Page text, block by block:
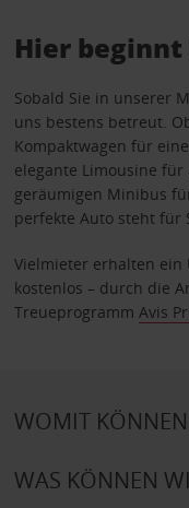
Hier beginnt
Sobald Sie in unserer
uns bestens betreut.
Kompaktwagen für
elegante Limousine für
geräumigen Minibus
perfekte Auto steht für
Vielmieter erhalten ein
kostenlos – durch die
Treueprogramm Avis
WOMIT
WAS KÖNNEN